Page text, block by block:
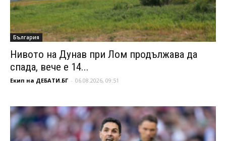
България
Нивото на Дунав при Лом продължава да
спада, вече е 14...
Екип на ДЕБАТИ.БГ - 06.08.2026, 09:51